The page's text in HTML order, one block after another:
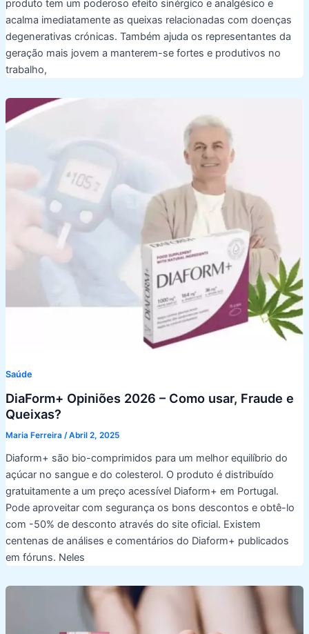
produto tem um poderoso efeito sinérgico e analgésico e
acalma imediatamente as queixas relacionadas com doenças
degenerativas crónicas. Também ajuda os representantes da
geração mais jovem a manterem-se fortes e produtivos no
trabalho,
Saúde
DiaForm+ Opiniões 2026 – Como usar, Fraude e
Queixas?
Maria Ferreira /Abril 2, 2025
Diaform+ são bio-comprimidos para um melhor equilíbrio do
açúcar no sangue e do colesterol. O produto é distribuído
gratuitamente a um preço acessível Diaform+ em Portugal.
Pode aproveitar com segurança os bons descontos e obtê-lo
com -50% de desconto através do site oficial. Existem
centenas de análises e comentários do Diaform+ publicados
em fóruns. Neles